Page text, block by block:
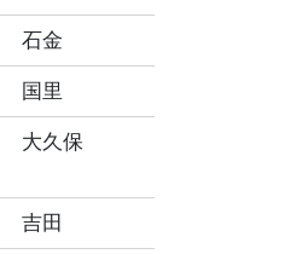
石金
国里
大久保
吉田